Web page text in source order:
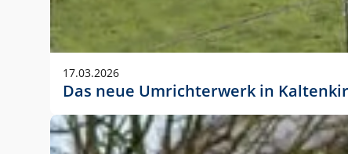
In Ausnahmefällen darf das Logo jedoch auch
stets der vorherigen Absprache mit der
17.03.2026
Das neue Umrichterwerk in